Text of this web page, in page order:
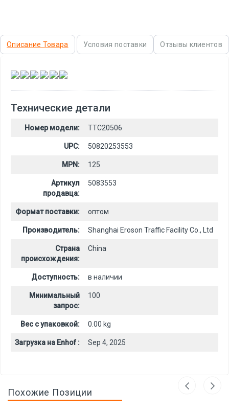
Описание Товара Условия поставки Отзывы клиентов
, , , , ,
Технические детали
Номер модели: TTC20506
UPC: 50820253553
MPN: 125
Артикул
продавца:
5083553
Формат поставки: оптом
Производитель: Shanghai Eroson Traffic Facility Co., Ltd
Страна
происхождения:
China
Доступность: в наличии
Минимальный
запрос:
100
Вес с упаковкой: 0.00 kg
Загрузка на Enhof : Sep 4, 2025
Похожие Позиции